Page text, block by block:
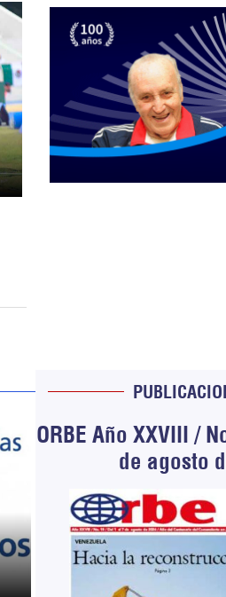
ORBE Año XXVIII /
de agosto